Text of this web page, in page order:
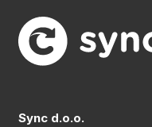
Sync d.o.o.